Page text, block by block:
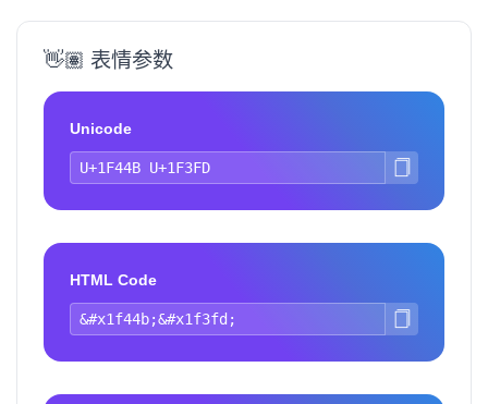
👋🏽 表情参数
Unicode
HTML Code